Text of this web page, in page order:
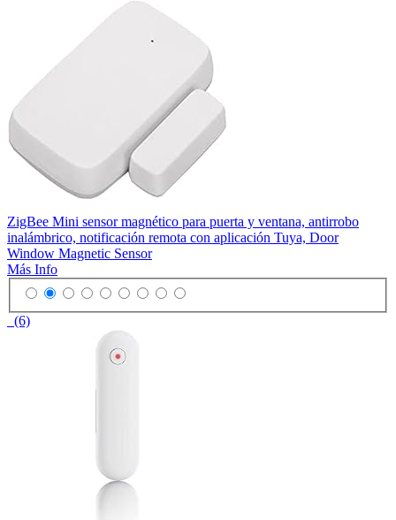
ZigBee Mini sensor magnético para puerta y ventana, antirrobo
inalámbrico, notificación remota con aplicación Tuya, Door
Window Magnetic Sensor
Más Info
(6)